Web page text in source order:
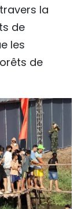
la
de
les
de